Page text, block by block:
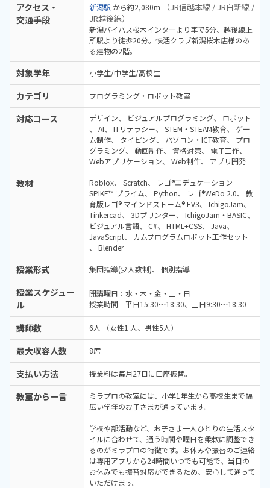
アクセス・
交通手段
新潟駅 から約2,080m
（JR信越本線 / JR白新線 /
JR越後線）
新潟バイパス桜木インターより車で5分、越後線上
所駅より徒歩20分。快活クラブ新潟桜木店様のあ
る建物の2階。
対象学年 小学生/中学生/高校生
カテゴリ プログラミング・ロボット教室
対応コース デザイン ビジュアルプログラミング
ロボット
AI
ITリテラシー STEM・STEAM教育
ゲー
ム制作
タイピング パソコン・ICT教育
プロ
グラミング
動画制作 資格対策
電子工作
Webアプリケーション
Web制作 アプリ開発
教材 Roblox Scratch
レゴ®エデュケーション
SPIKE™ プライム
Python レゴ®WeDo 2.0
教
育版レゴ® マインドストーム® EV3
IchigoJam
Tinkercad
3Dプリンター
IchigoJam・BASIC
ビジュアル言語
C# HTML+CSS
Java
JavaScript
カムプログラムロボット工作セット
Blender
授業形式 集団指導(少人数制) 個別指導
授業スケジュー
ル
開講曜日：水・木・金・土・日
授業時間 平日15:30～18:30、土日9:30～18:30
講師数 6人 （女性1 人、男性5人）
最大収容人数 8席
支払い方法 授業料は毎月27日に口座振替。
教室から一言
ミラプロの教室には、小学1年生から高校生まで幅
広い学年のお子さまが通っています。
学校や部活動など、お子さま一人ひとりの生活スタ
イルに合わせて、通う時間や曜日を柔軟に調整でき
るのがミラプロの特徴です。お休みや振替のご連絡
は専用アプリから24時間いつでも可能で、当日の
お休みでも振替対応ができるため、安心して通って
いただけます。